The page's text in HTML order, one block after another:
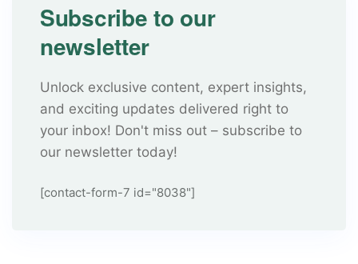
Subscribe to our
newsletter
Unlock exclusive content, expert insights,
and exciting updates delivered right to
your inbox! Don't miss out – subscribe to
our newsletter today!
[contact-form-7 id="8038"]